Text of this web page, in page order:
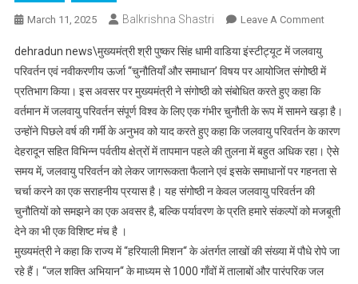
March 11, 2025 Balkrishna Shastri Leave A CommentOn
जलवायु
संपूर्ण
विश्व
के
लिए
गंभीर
चुनौती
रूप
में
dehradun news\मुख्यमंत्री श्री पुष्कर सिंह धामी वाडिया इंस्टीट्यूट में जलवायु
परिवर्तन एवं नवीकरणीय ऊर्जा “चुनौतियाँ और समाधान’ विषय पर आयोजित संगोष्ठी में
प्रतिभाग किया। इस अवसर पर मुख्यमंत्री ने संगोष्ठी को संबोधित करते हुए कहा कि
वर्तमान में जलवायु परिवर्तन संपूर्ण विश्व के लिए एक गंभीर चुनौती के रूप में सामने खड़ा है।
उन्होंने पिछले वर्ष की गर्मी के अनुभव को याद करते हुए कहा कि जलवायु परिवर्तन के कारण
देहरादून सहित विभिन्न पर्वतीय क्षेत्रों में तापमान पहले की तुलना में बहुत अधिक रहा। ऐसे
समय में, जलवायु परिवर्तन को लेकर जागरूकता फैलाने एवं इसके समाधानों पर गहनता से
चर्चा करने का एक सराहनीय प्रयास है। यह संगोष्ठी न केवल जलवायु परिवर्तन की
चुनौतियों को समझने का एक अवसर है, बल्कि पर्यावरण के प्रति हमारे संकल्पों को मजबूती
देने का भी एक विशिष्ट मंच है ।
मुख्यमंत्री ने कहा कि राज्य में “हरियाली मिशन“ के अंतर्गत लाखों की संख्या में पौधे रोपे जा
रहे हैं। “जल शक्ति अभियान“ के माध्यम से 1000 गाँवों में तालाबों और पारंपरिक जल